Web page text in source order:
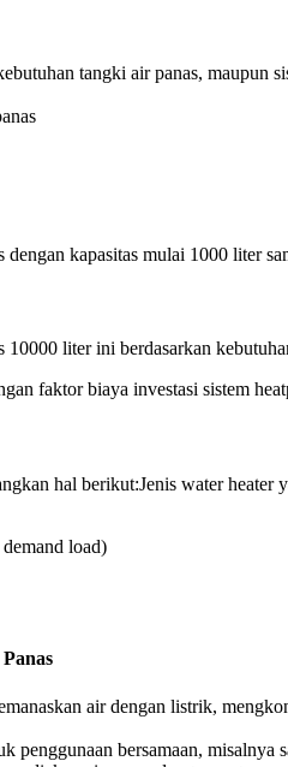
tangki air panas, maupun
kapasitas mulai 1000 liter
liter ini berdasarkan
faktor biaya investasi sistem
hal berikut:Jenis water heater
load)
air dengan listrik,
penggunaan bersamaan, misalnya